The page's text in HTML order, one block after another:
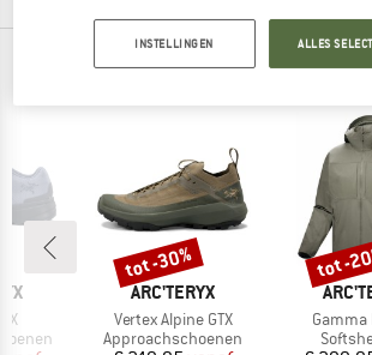
TOPPRODUCTEN VAN JE
MERK
ARC'TERYX
Artikel
Vertex Alpine GTX
Productgroep
Approachschoenen
Korting
tot -30%
MERK
Artikel
Korting
tot -
INSTELLINGEN ALLES